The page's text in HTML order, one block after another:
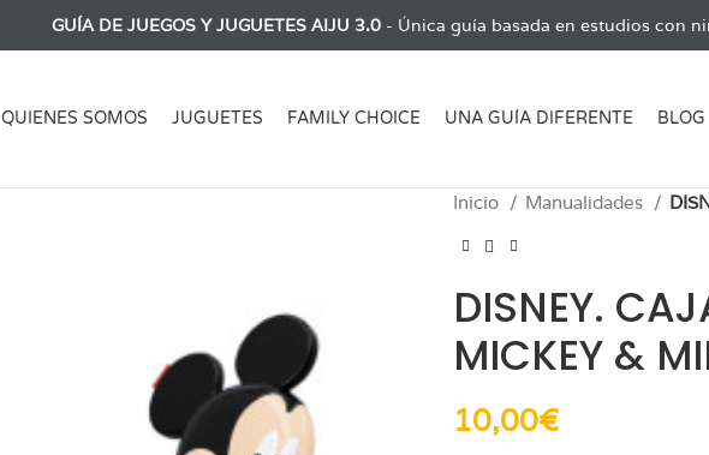
GUÍA DE JUEGOS Y JUGUETES AIJU 3.0 - Única guía basada en estudios con
QUIENES SOMOS JUGUETES FAMILY CHOICE UNA GUÍA DIFERENTE BLOG
Inicio Manualidades
DISNEY.
MICKEY &
10,00€